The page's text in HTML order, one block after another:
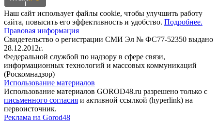
Наш сайт использует файлы cookie, чтобы улучшить работу
сайта, повысить его эффективность и удобство. Подробнее.
Правовая информация
Свидетельство о регистрации СМИ Эл № ФС77-52350 выдано
28.12.2012г.
Федеральной службой по надзору в сфере связи,
информационных технологий и массовых коммуникаций
(Роскомнадзор)
Использование материалов
Использование материалов GOROD48.ru разрешено только с
письменного согласия и активной ссылкой (hyperlink) на
первоисточник.
Реклама на Gorod48